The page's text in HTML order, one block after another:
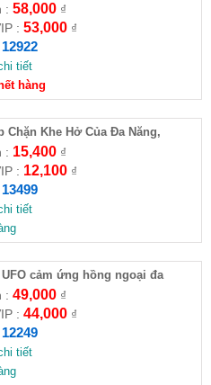
: 58,000₫
: 53,000₫
12922
tiết
hàng
Chặn Khe Hở Của Đa Năng,
Trùng( HĐ )
: 15,400₫
: 12,100₫
13499
tiết
cảm ứng hồng ngoại đa
bay về
: 49,000₫
: 44,000₫
12249
tiết